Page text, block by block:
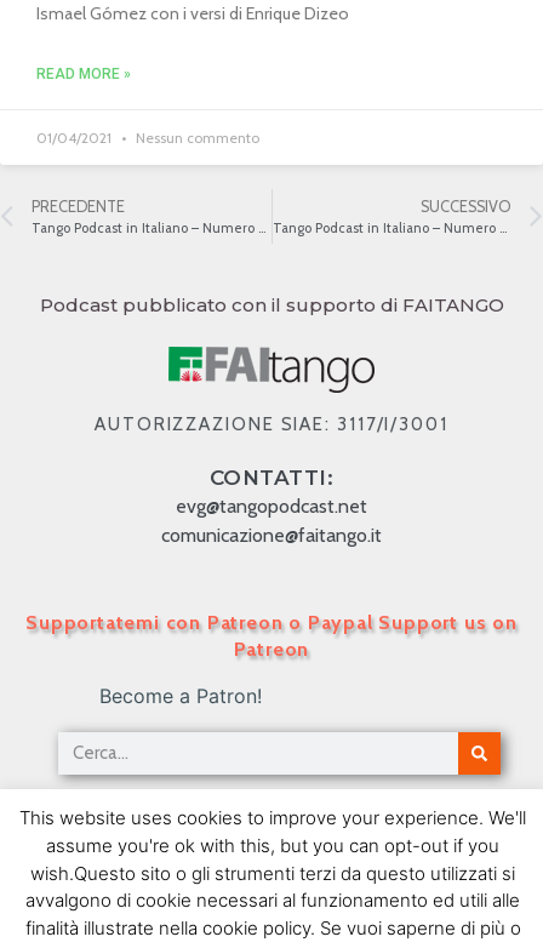
Ismael Gómez con i versi di Enrique Dizeo
READ MORE »
01/04/2021 Nessun commento
PRECEDENTE SUCCESSIVO
Podcast pubblicato con il supporto di FAITANGO
AUTORIZZAZIONE SIAE: 3117/I/3001
CONTATTI:
evg@tangopodcast.net
comunicazione@faitango.it
Supportatemi con Patreon o Paypal Support us on
Patreon
Become a Patron!
Tango Podcast in Italiano – Numero 489 – Il
tango e le leggi II
06/04/2020
SEGUIMI SU FACEBOOK
This website uses cookies to improve your experience. We'll
assume you're ok with this, but you can opt-out if you
wish.Questo sito o gli strumenti terzi da questo utilizzati si
avvalgono di cookie necessari al funzionamento ed utili alle
finalità illustrate nella cookie policy. Se vuoi saperne di più o